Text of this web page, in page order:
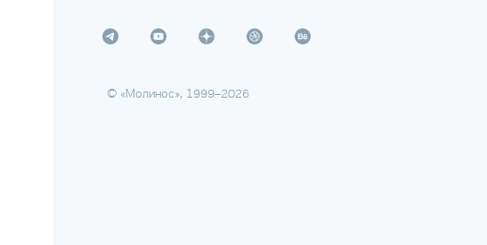
© «Молинос», 1999–2026